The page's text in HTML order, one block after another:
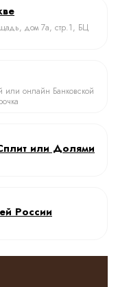
дом 7а, стр.1, БЦ
или онлайн Банковской
или Долями
России